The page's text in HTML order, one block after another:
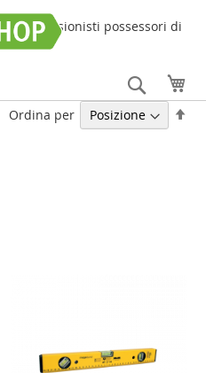
professionisti possessori di
Search
Ordina per